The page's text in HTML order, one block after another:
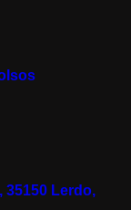
35150 Lerdo,